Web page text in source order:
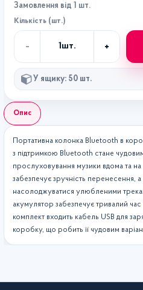
Опис
Портативна колонка Bluetooth в
з підтримкою Bluetooth стане
прослуховування музики вдома та
забезпечує зручність перенесення,
насолоджуватися улюбленими
акумулятор забезпечує тривалий
комплект входить кабель USB для
коробку, що робить її чудовим
Замовлення від 1 шт.
Кількість (шт.)
- 1шт. +
У ящику: 50 шт.